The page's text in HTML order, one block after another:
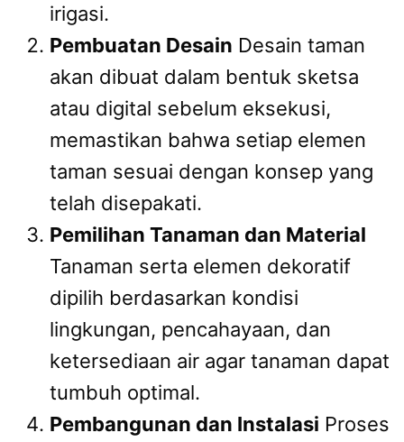
irigasi.
Pembuatan Desain Desain taman
akan dibuat dalam bentuk sketsa
atau digital sebelum eksekusi,
memastikan bahwa setiap elemen
taman sesuai dengan konsep yang
telah disepakati.
Pemilihan Tanaman dan Material
Tanaman serta elemen dekoratif
dipilih berdasarkan kondisi
lingkungan, pencahayaan, dan
ketersediaan air agar tanaman dapat
tumbuh optimal.
Pembangunan dan Instalasi Proses